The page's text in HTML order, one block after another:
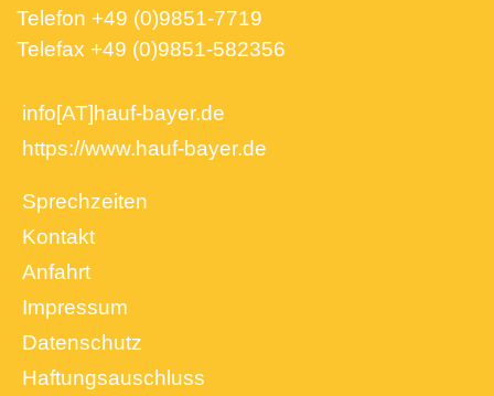
Telefon +49 (0)9851-7719
Telefax +49 (0)9851-582356
info[AT]hauf-bayer.de
https://www.hauf-bayer.de
Sprechzeiten
Kontakt
Anfahrt
Impressum
Datenschutz
Haftungsauschluss